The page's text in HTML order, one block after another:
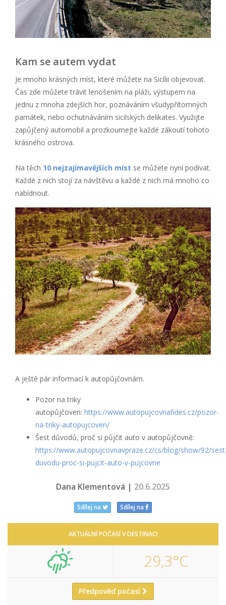
Kam se autem vydat
Je mnoho krásných míst, které můžete na Sicílii objevovat.
Čas zde můžete trávit lenošením na pláži, výstupem na
jednu z mnoha zdejších hor, poznáváním všudypřítomných
památek, nebo ochutnáváním sicilských delikates. Využijte
zapůjčený automobil a prozkoumejte každé zákoutí tohoto
krásného ostrova.
Na těch 10 nejzajímavějších míst se můžete nyní podívat.
Každé z nich stojí za návštěvu a každé z nich má mnoho co
nabídnout.
A ještě pár informací k autopůjčovnám.
Pozor na triky
autopůjčoven: https://www.autopujcovnafides.cz/pozor-
na-triky-autopujcoven/
Šest důvodů, proč si půjčit auto v autopůjčovně:
https://www.autopujcovnavpraze.cz/cs/blog/show/92/
duvodu-proc-si-pujcit-auto-v-pujcovne
Dana Klementová | 20.6.2025
Sdílej na Sdílej na
AKTUÁLNÍ POČASÍ V DESTINACI
29,3°C
Předpověď počasí